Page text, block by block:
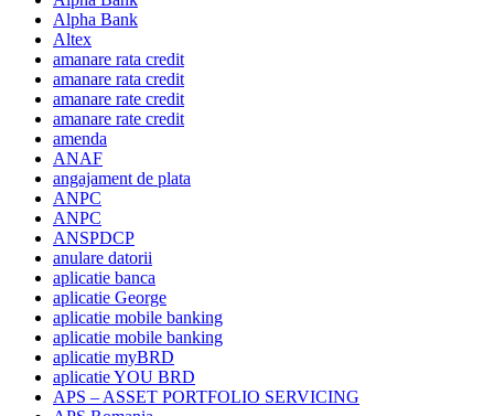
Alpha Bank
Altex
amanare rata credit
amanare rata credit
amanare rate credit
amanare rate credit
amenda
ANAF
angajament de plata
ANPC
ANPC
ANSPDCP
anulare datorii
aplicatie banca
aplicatie George
aplicatie mobile banking
aplicatie mobile banking
aplicatie myBRD
aplicatie YOU BRD
APS – ASSET PORTFOLIO SERVICING